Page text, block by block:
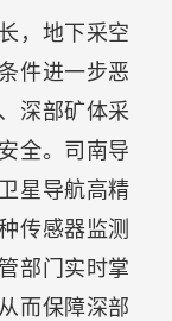
，地下采空
件进一步恶
深部矿体采
全。司南导
星导航高精
传感器监测
部门实时掌
而保障深部